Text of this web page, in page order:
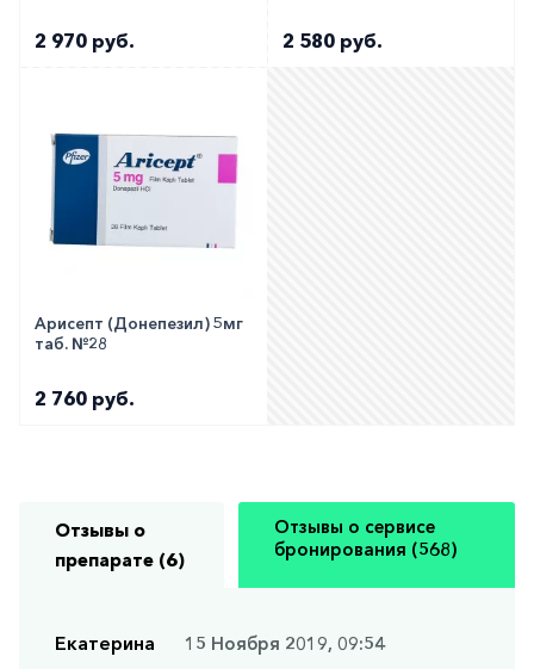
2 970 руб. 2 580 руб.
Арисепт (Донепезил) 5мг
таб. №28
2 760 руб.
Отзывы о
препарате (6)
Отзывы о сервисе
бронирования (568)
Екатерина
15 Ноября 2019, 09:54